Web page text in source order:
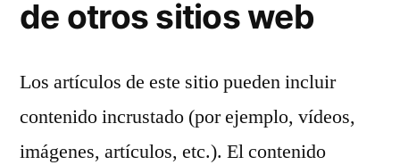
de otros sitios web
Los artículos de este sitio pueden incluir
contenido incrustado (por ejemplo, vídeos,
imágenes, artículos, etc.). El contenido